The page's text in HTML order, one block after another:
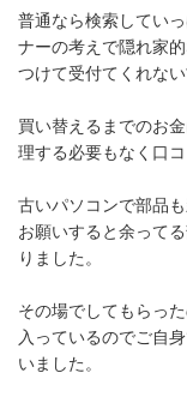
普通なら検索してい
ナーの考えで隠れ家
つけて受付てくれな
買い替えるまでのお
理する必要もなく口
古いパソコンで部品
お願いすると余って
りました。
その場でしてもらっ
入っているのでご自
いました。